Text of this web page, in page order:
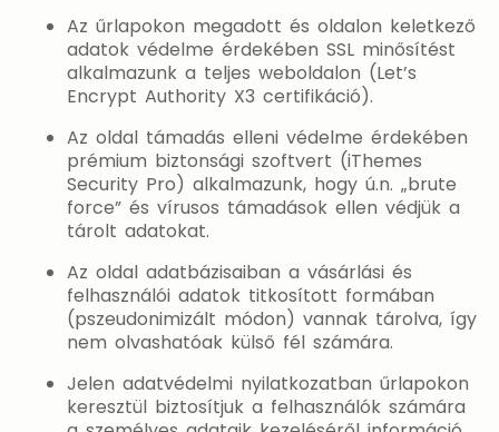
Az űrlapokon megadott és oldalon keletkező
adatok védelme érdekében SSL minősítést
alkalmazunk a teljes weboldalon (Let’s
Encrypt Authority X3 certifikáció).
Az oldal támadás elleni védelme érdekében
prémium biztonsági szoftvert (iThemes
Security Pro) alkalmazunk, hogy ú.n. „brute
force” és vírusos támadások ellen védjük a
tárolt adatokat.
Az oldal adatbázisaiban a vásárlási és
felhasználói adatok titkosított formában
(pszeudonimizált módon) vannak tárolva, így
nem olvashatóak külső fél számára.
Jelen adatvédelmi nyilatkozatban űrlapokon
keresztül biztosítjuk a felhasználók számára